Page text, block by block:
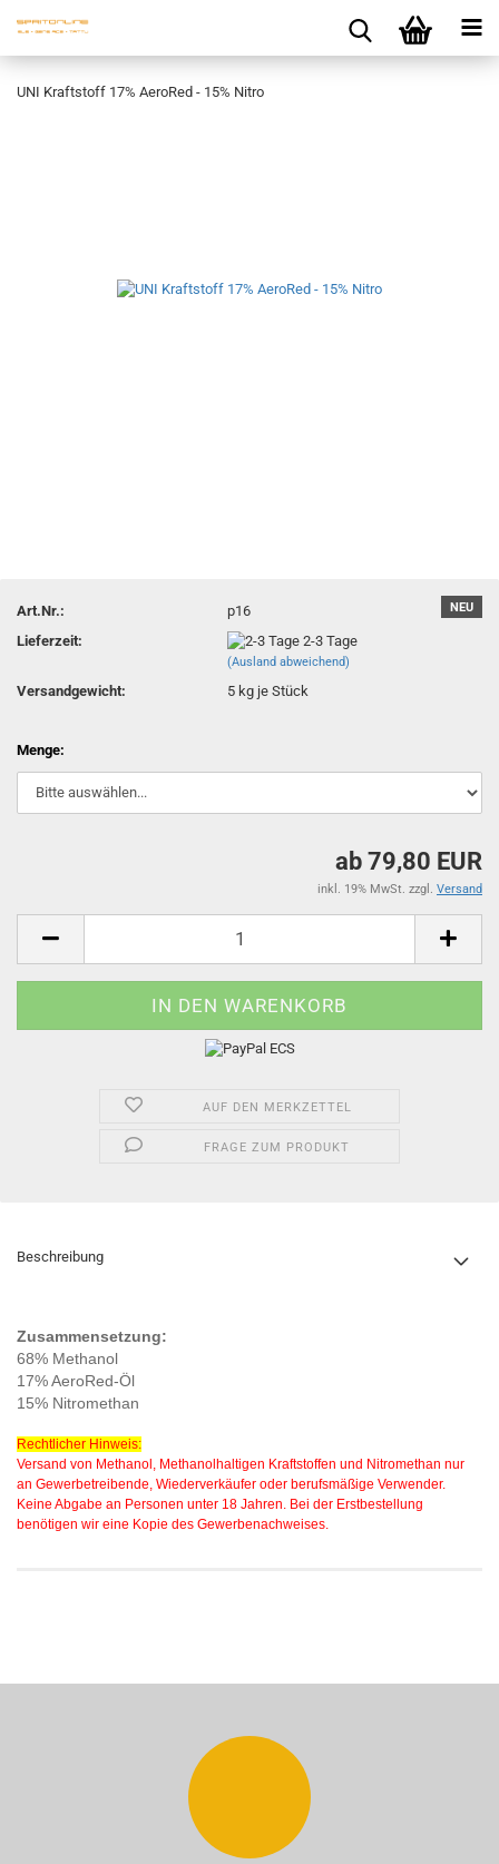
UNI Kraftstoff 17% AeroRed - 15% Nitro
NEU
Art.Nr.:
p16
Lieferzeit:
2-3 Tage
(Ausland abweichend)
Versandgewicht: 5 kg je Stück
Menge:
ab 79,80 EUR
inkl. 19% MwSt. zzgl. Versand
AUF DEN MERKZETTEL
FRAGE ZUM PRODUKT
Beschreibung
Zusammensetzung:
68% Methanol
17% AeroRed-Öl
15% Nitromethan
Rechtlicher Hinweis:
Versand von Methanol, Methanolhaltigen Kraftstoffen und Nitromethan nur
an Gewerbetreibende, Wiederverkäufer oder berufsmäßige Verwender.
Keine Abgabe an Personen unter 18 Jahren. Bei der Erstbestellung
benötigen wir eine Kopie des Gewerbenachweises.